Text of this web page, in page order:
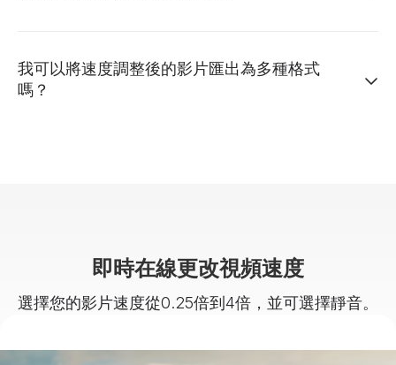
我可以將速度調整後的影片匯出為多種格式
嗎？
即時在線更改視頻速度
選擇您的影片速度從0.25倍到4倍，並可選擇靜音。